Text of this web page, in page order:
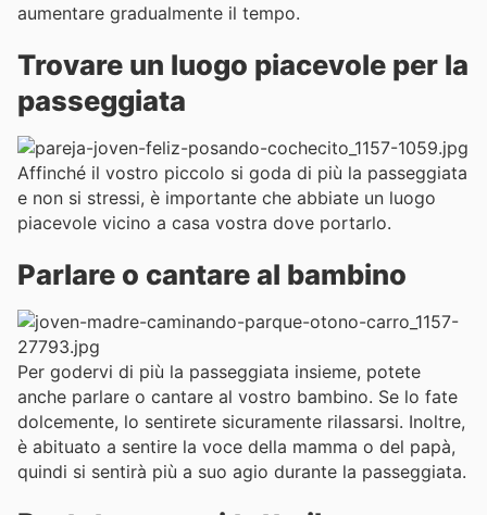
aumentare gradualmente il tempo.
Trovare un luogo piacevole per la
passeggiata
Affinché il vostro piccolo si goda di più la passeggiata
e non si stressi, è importante che abbiate un luogo
piacevole vicino a casa vostra dove portarlo.
Parlare o cantare al bambino
Per godervi di più la passeggiata insieme, potete
anche parlare o cantare al vostro bambino. Se lo fate
dolcemente, lo sentirete sicuramente rilassarsi. Inoltre,
è abituato a sentire la voce della mamma o del papà,
quindi si sentirà più a suo agio durante la passeggiata.